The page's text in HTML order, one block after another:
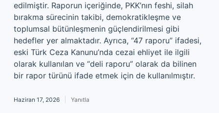
edilmiştir. Raporun içeriğinde, PKK’nın feshi, silah
bırakma sürecinin takibi, demokratikleşme ve
toplumsal bütünleşmenin güçlendirilmesi gibi
hedefler yer almaktadır. Ayrıca, “47 raporu” ifadesi,
eski Türk Ceza Kanunu’nda cezai ehliyet ile ilgili
olarak kullanılan ve “deli raporu” olarak da bilinen
bir rapor türünü ifade etmek için de kullanılmıştır.
Haziran 17, 2026 Yanıtla